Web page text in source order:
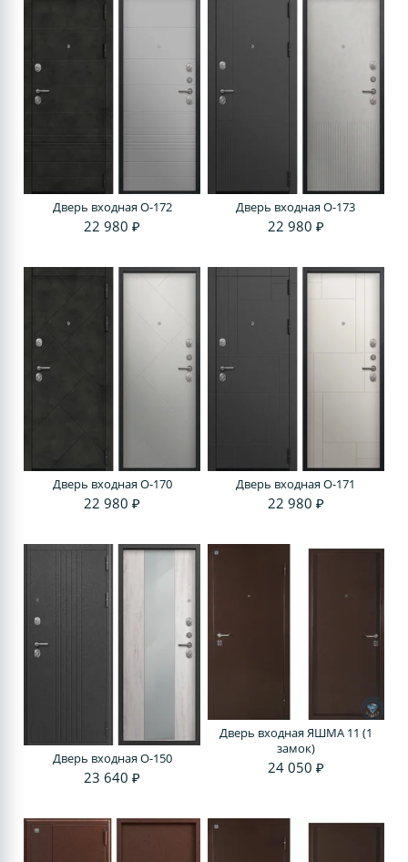
Дверь входная O-172
22 980 ₽
Дверь входная O-173
22 980 ₽
Дверь входная O-170
22 980 ₽
Дверь входная O-171
22 980 ₽
Дверь входная O-150
23 640 ₽
Дверь входная ЯШМА 11 (1
замок)
24 050 ₽